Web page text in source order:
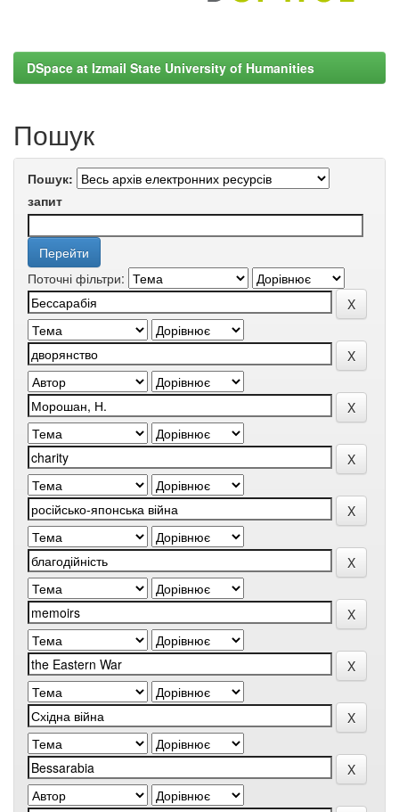
DSpace at Izmail State University of Humanities
Пошук
Пошук:
запит
Поточні фільтри: